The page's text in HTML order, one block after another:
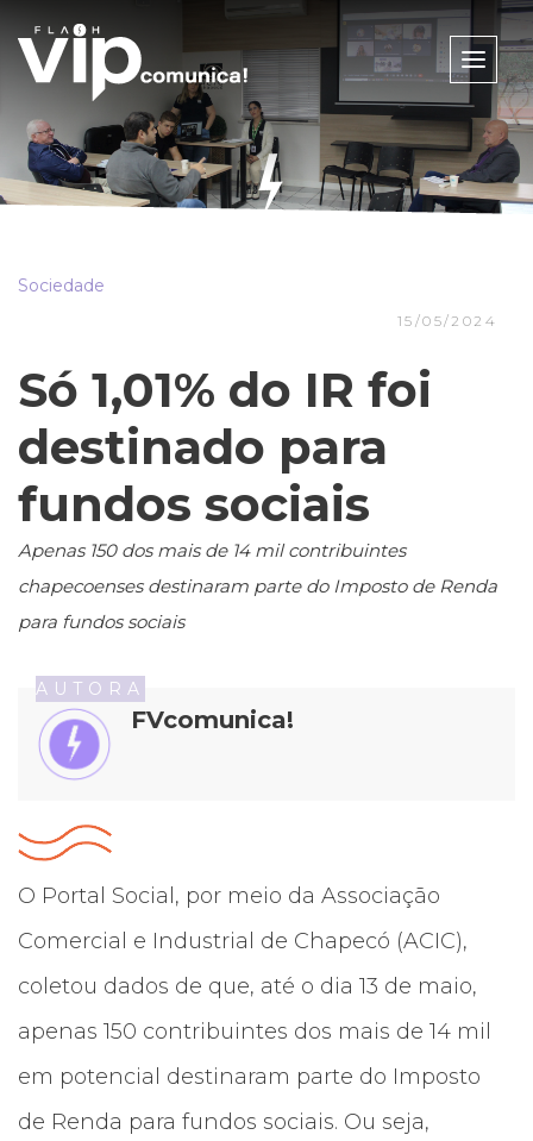
Toggle
Sociedade
15/05/2024
Só 1,01% do IR foi
destinado para
fundos sociais
Apenas 150 dos mais de 14 mil contribuintes
chapecoenses destinaram parte do Imposto de Renda
para fundos sociais
AUTORA
FVcomunica!
O Portal Social, por meio da Associação
Comercial e Industrial de Chapecó (ACIC),
coletou dados de que, até o dia 13 de maio,
apenas 150 contribuintes dos mais de 14 mil
em potencial destinaram parte do Imposto
de Renda para fundos sociais. Ou seja,